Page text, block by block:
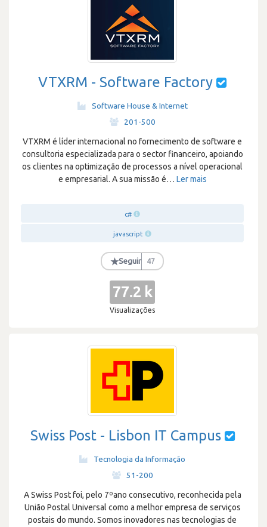
VTXRM - Software Factory
Software House & Internet
201-500
VTXRM é líder internacional no fornecimento de software e
consultoria especializada para o sector financeiro, apoiando
os clientes na optimização de processos a nível operacional
e empresarial. A sua missão é… Ler mais
c#
javascript
★Seguir 47
77.2 k
Visualizações
Swiss Post - Lisbon IT Campus
Tecnologia da Informação
51-200
A Swiss Post foi, pelo 7ºano consecutivo, reconhecida pela
União Postal Universal como a melhor empresa de serviços
postais do mundo. Somos inovadores nas tecnologias de